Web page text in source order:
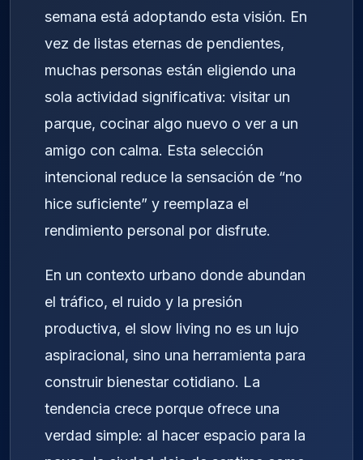
semana está adoptando esta visión. En
vez de listas eternas de pendientes,
muchas personas están eligiendo una
sola actividad significativa: visitar un
parque, cocinar algo nuevo o ver a un
amigo con calma. Esta selección
intencional reduce la sensación de “no
hice suficiente” y reemplaza el
rendimiento personal por disfrute.
En un contexto urbano donde abundan
el tráfico, el ruido y la presión
productiva, el slow living no es un lujo
aspiracional, sino una herramienta para
construir bienestar cotidiano. La
tendencia crece porque ofrece una
verdad simple: al hacer espacio para la